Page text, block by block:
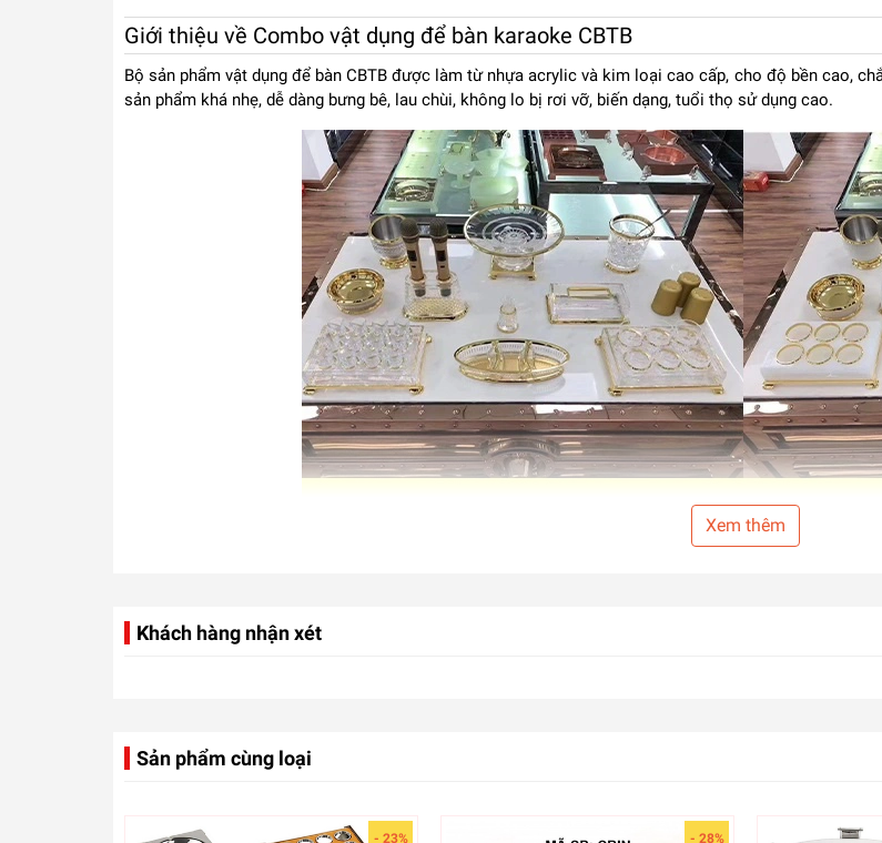
Giới thiệu về Combo vật dụng để bàn karaoke CBTB
Bộ sản phẩm vật dụng để bàn CBTB được làm từ nhựa acrylic và kim loại cao cấp, cho độ bền cao,
sản phẩm khá nhẹ, dễ dàng bưng bê, lau chùi, không lo bị rơi vỡ, biến dạng, tuổi thọ sử dụng cao.
Xem thêm
Khách hàng nhận xét
Sản phẩm cùng loại
- 23% - 28%